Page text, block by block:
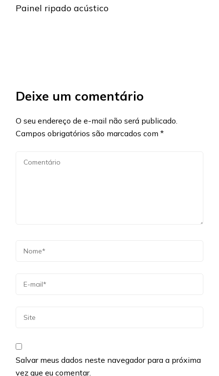
Painel ripado acústico
Deixe um comentário
O seu endereço de e-mail não será publicado.
Campos obrigatórios são marcados com *
Salvar meus dados neste navegador para a próxima
vez que eu comentar.